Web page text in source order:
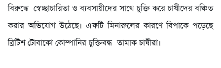
বিরুদ্ধে স্বেচ্ছাচারিতা ও ব্যবসায়ীদের সাথে চুক্তি করে চাষীদের বঞ্চিত
করার অভিযোগ উঠেছে। এফটি মিনারুলের কারণে বিপাকে পড়েছে
ব্রিটিশ টোবাকো কোম্পানির চুক্তিবদ্ধ তামাক চাষীরা।